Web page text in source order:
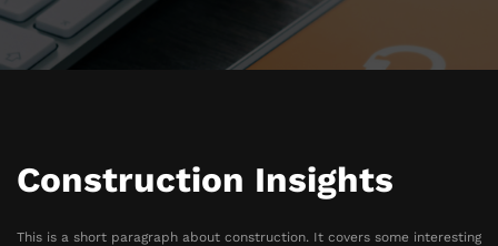
Construction Insights
This is a short paragraph about construction. It covers some interesting